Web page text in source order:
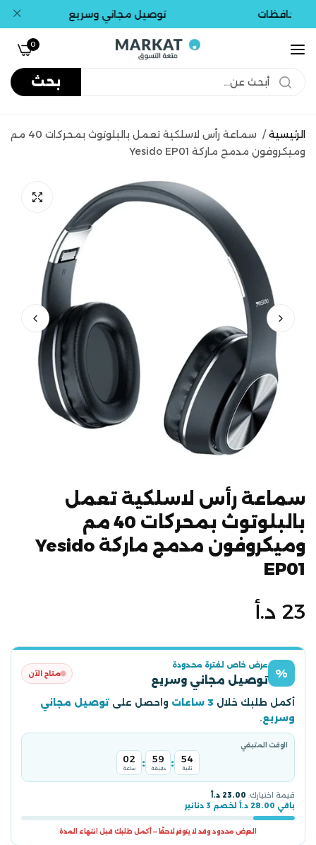
توصيل مجاني وسريع
بحث
0
الرئيسية /
سماعة رأس لاسلكية تعمل بالبلوتوث بمحركات 40 مم
وميكروفون مدمج ماركة Yesido EP01
سماعة رأس لاسلكية تعمل
بالبلوتوث بمحركات 40 مم
وميكروفون مدمج ماركة Yesido
EP01
السعر
الأصلي
23 د.أ
%
عرض خاص لفترة محدودة
توصيل مجاني وسريع متاح الآن
أكمل طلبك خلال 3 ساعات واحصل على توصيل مجاني
وسريع.
الوقت المتبقي
02
ساعة : 59
دقيقة : 53
ثانية
قيمة اختيارك: 23.00 د.أ
باقي 28.00 د.أ لخصم 3 دنانير
العرض محدود وقد لا يتوفر لاحقًا — أكمل طلبك قبل انتهاء المدة